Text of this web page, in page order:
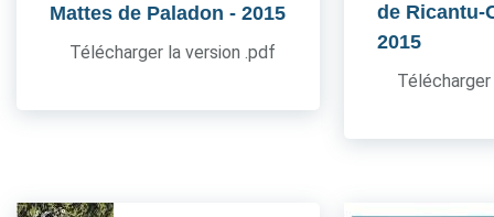
Mattes de Paladon - 2015
Télécharger la version .pdf
de Ricantu-
2015